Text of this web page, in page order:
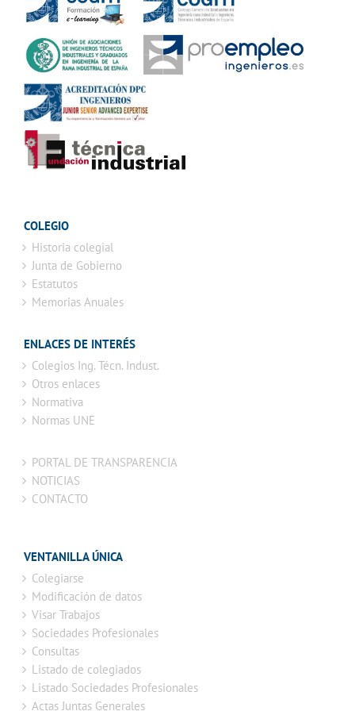
COLEGIO
Historia colegial
Junta de Gobierno
Estatutos
Memorias Anuales
ENLACES DE INTERÉS
Colegios Ing. Técn. Indust.
Otros enlaces
Normativa
Normas UNE
PORTAL DE TRANSPARENCIA
NOTICIAS
CONTACTO
VENTANILLA ÚNICA
Colegiarse
Modificación de datos
Visar Trabajos
Sociedades Profesionales
Consultas
Listado de colegiados
Listado Sociedades Profesionales
Actas Juntas Generales